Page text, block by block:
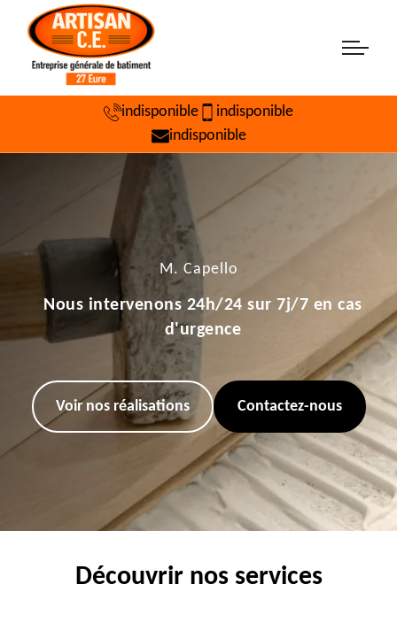
indisponible
indisponible
indisponible
M. Capello
Nous intervenons 24h/24 sur 7j/7 en cas
d'urgence
Voir nos réalisations Contactez-nous
Découvrir nos services